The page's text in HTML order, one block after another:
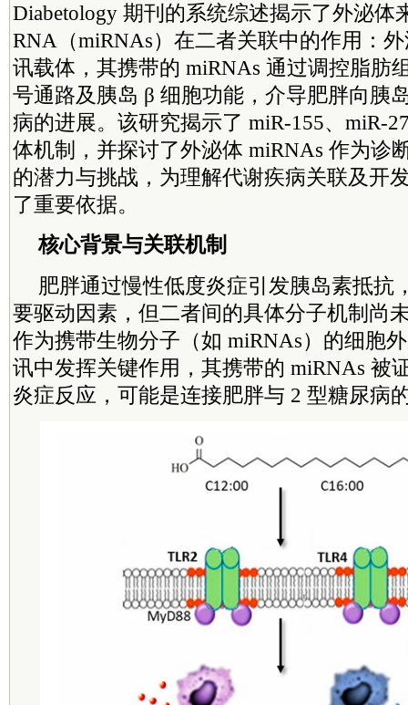
Diabetology 期刊的系统综述揭示了外泌体
RNA（miRNAs）在二者关联中的作用：
讯载体，其携带的 miRNAs 通过调控脂肪
号通路及胰岛 β 细胞功能，介导肥胖向胰
病的进展。该研究揭示了 miR-155、miR-
体机制，并探讨了外泌体 miRNAs 作为诊
的潜力与挑战，为理解代谢疾病关联及开
了重要依据。
核心背景与关联机制
肥胖通过慢性低度炎症引发胰岛素抵抗
要驱动因素，但二者间的具体分子机制尚
作为携带生物分子（如 miRNAs）的细胞
讯中发挥关键作用，其携带的 miRNAs 被
炎症反应，可能是连接肥胖与 2 型糖尿病